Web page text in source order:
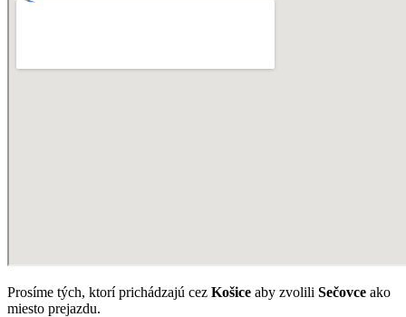
Prosíme tých, ktorí prichádzajú cez Košice aby zvolili Sečovce ako
miesto prejazdu.